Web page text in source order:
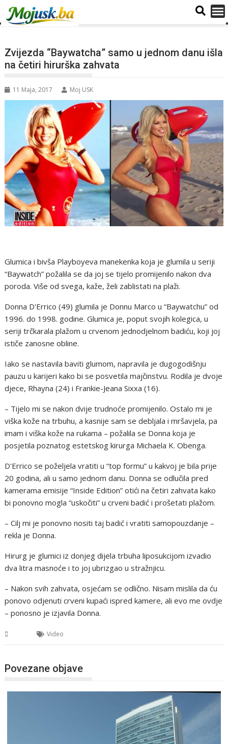
Zvijezda “Baywatcha” samo u jednom danu išla
na četiri hirurška zahvata
11 Maja, 2017 Moj USK
Glumica i bivša Playboyeva manekenka koja je glumila u seriji
“Baywatch” požalila se da joj se tijelo promijenilo nakon dva
poroda. Više od svega, kaže, želi zablistati na plaži.
Donna D'Errico (49) glumila je Donnu Marco u “Baywatchu” od
1996. do 1998. godine. Glumica je, poput svojih kolegica, u
seriji trčkarala plažom u crvenom jednodjelnom badiću, koji joj
ističe zanosne obline.
Iako se nastavila baviti glumom, napravila je dugogodišnju
pauzu u karijeri kako bi se posvetila majčinstvu. Rodila je dvoje
djece, Rhayna (24) i Frankie-Jeana Sixxa (16).
– Tijelo mi se nakon dvije trudnoće promijenilo. Ostalo mi je
viška kože na trbuhu, a kasnije sam se debljala i mršavjela, pa
imam i viška kože na rukama – požalila se Donna koja je
posjetila poznatog estetskog kirurga Michaela K. Obenga.
D'Errico se poželjela vratiti u “top formu” u kakvoj je bila prije
20 godina, ali u samo jednom danu. Donna se odlučila pred
kamerama emisije “Inside Edition” otići na četiri zahvata kako
bi ponovno mogla “uskočiti” u crveni badić i prošetati plažom.
– Cilj mi je ponovno nositi taj badić i vratiti samopouzdanje –
rekla je Donna.
Hirurg je glumici iz donjeg dijela trbuha liposukcijom izvadio
dva litra masnoće i to joj ubrizgao u stražnjicu.
– Nakon svih zahvata, osjećam se odlično. Nisam mislila da ću
ponovo odjenuti crveni kupaći ispred kamere, ali evo me ovdje
– ponosno je izjavila Donna.
Video
Povezane objave